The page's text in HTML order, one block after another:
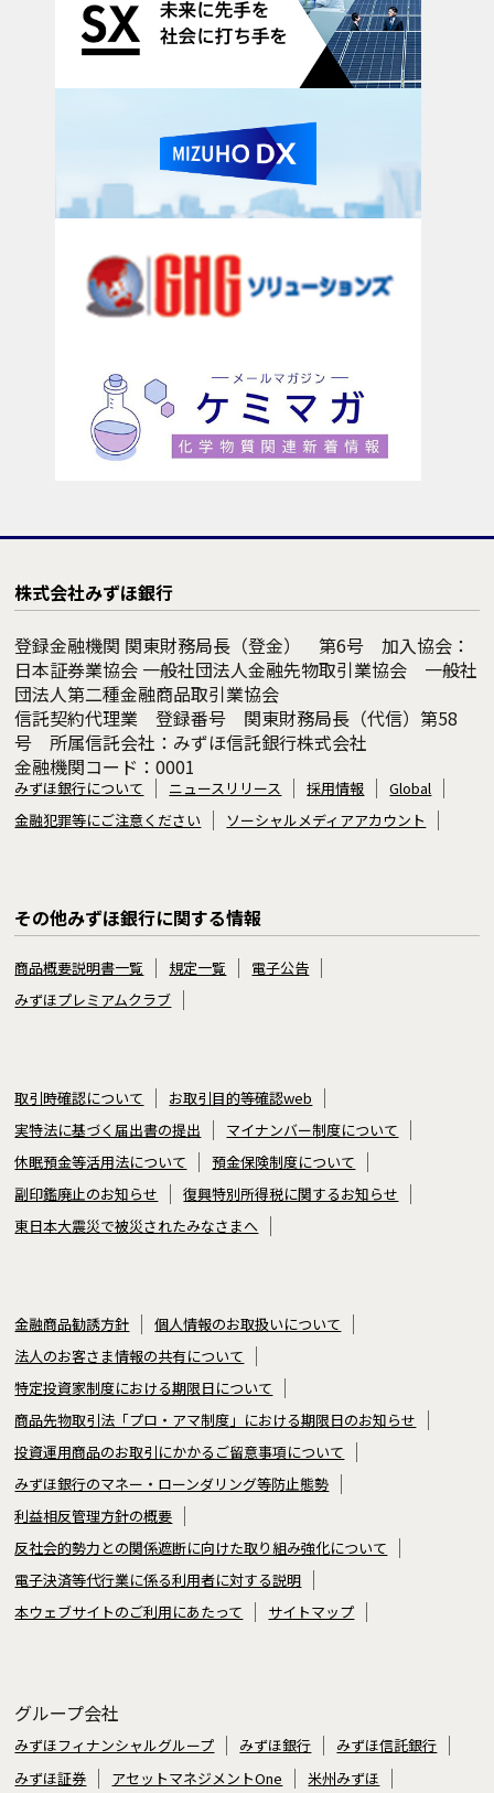
株式会社みずほ銀行
登録金融機関 関東財務局長（登金） 第6号 加入協会：
日本証券業協会 一般社団法人金融先物取引業協会 一般社
団法人第二種金融商品取引業協会
信託契約代理業 登録番号 関東財務局長（代信）第58
号 所属信託会社：みずほ信託銀行株式会社
金融機関コード：0001
みずほ銀行について ニュースリリース 採用情報
Global
金融犯罪等にご注意ください
ソーシャルメディアアカウント
その他みずほ銀行に関する情報
商品概要説明書一覧 規定一覧
電子公告
みずほプレミアムクラブ
取引時確認について
お取引目的等確認web
実特法に基づく届出書の提出
マイナンバー制度について
休眠預金等活用法について
預金保険制度について
副印鑑廃止のお知らせ
復興特別所得税に関するお知らせ
東日本大震災で被災されたみなさまへ
金融商品勧誘方針
個人情報のお取扱いについて
法人のお客さま情報の共有について
特定投資家制度における期限日について
商品先物取引法「プロ・アマ制度」における期限日のお知らせ
投資運用商品のお取引にかかるご留意事項について
みずほ銀行のマネー・ローンダリング等防止態勢
利益相反管理方針の概要
反社会的勢力との関係遮断に向けた取り組み強化について
電子決済等代行業に係る利用者に対する説明
本ウェブサイトのご利用にあたって
サイトマップ
グループ会社
みずほフィナンシャルグループ みずほ銀行
みずほ信託銀行
みずほ証券
アセットマネジメントOne 米州みずほ